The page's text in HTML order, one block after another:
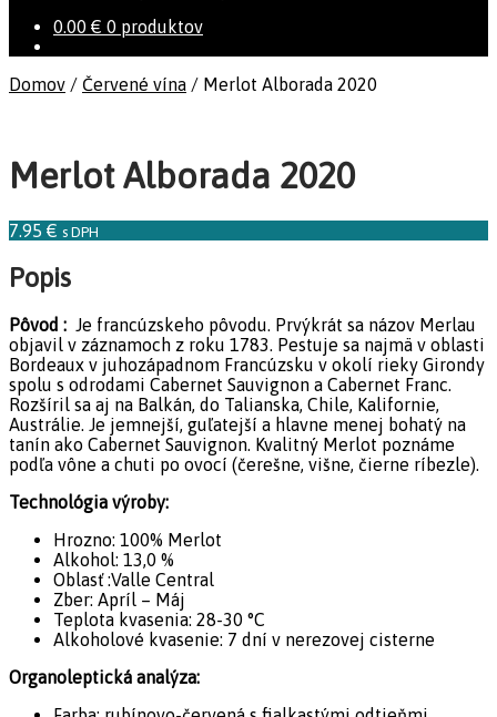
0.00 € 0 produktov
Domov / Červené vína / Merlot Alborada 2020
Merlot Alborada 2020
7.95 € s DPH
Popis
Pôvod : Je francúzskeho pôvodu. Prvýkrát sa názov Merlau
objavil v záznamoch z roku 1783. Pestuje sa najmä v oblasti
Bordeaux v juhozápadnom Francúzsku v okolí rieky Girondy
spolu s odrodami Cabernet Sauvignon a Cabernet Franc.
Rozšíril sa aj na Balkán, do Talianska, Chile, Kalifornie,
Austrálie. Je jemnejší, guľatejší a hlavne menej bohatý na
tanín ako Cabernet Sauvignon. Kvalitný Merlot poznáme
podľa vône a chuti po ovocí (čerešne, višne, čierne ríbezle).
Technológia výroby:
Hrozno: 100% Merlot
Alkohol: 13,0 %
Oblasť :Valle Central
Zber: Apríl – Máj
Teplota kvasenia: 28-30 °C
Alkoholové kvasenie: 7 dní v nerezovej cisterne
Organoleptická analýza: